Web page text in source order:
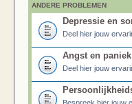
ANDERE PROBLEMEN
Depressie en
Deel hier jouw
Angst en paniek
Deel hier jouw